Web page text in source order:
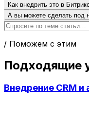
Как внедрить это в
А вы можете сделать под
/ Поможем с этим
Подходящие
Внедрение CRM и